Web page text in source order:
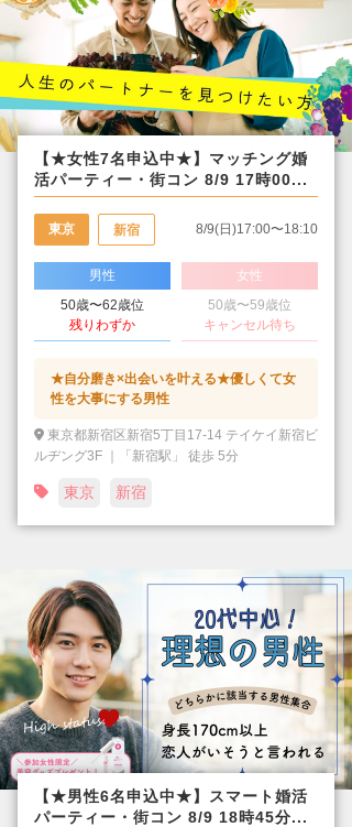
【★女性7名申込中★】マッチング婚
活パーティー・街コン 8/9 17時00...
東京 新宿 8/9(日)17:00〜18:10
男性
50歳〜62歳位
残りわずか
女性
50歳〜59歳位
キャンセル待ち
★自分磨き×出会いを叶える★優しくて女
性を大事にする男性
東京都新宿区新宿5丁目17-14 テイケイ新宿ビ
ルヂング3F ｜「新宿駅」 徒歩 5分
東京 新宿
【★男性6名申込中★】スマート婚活
パーティー・街コン 8/9 18時45分...